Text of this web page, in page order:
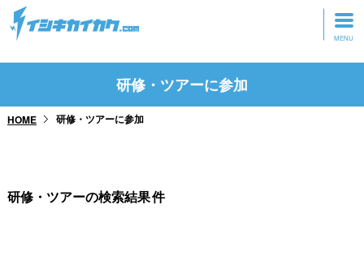
トップページ
研修・ツアーに参加
研修・ツアーに参加
HOME 研修・ツアーに参加
研修・ツアーの検索結果件